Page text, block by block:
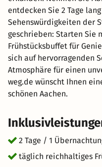
entdecken Sie 2 Tage
Sehenswürdigkeiten der
geschrieben: Starten Sie
Frühstücksbuffet für
sich auf hervorragenden
Atmosphäre für einen
weg.de wünscht Ihnen
schönen Aachen.
2 Tage / 1
täglich reichhaltiges